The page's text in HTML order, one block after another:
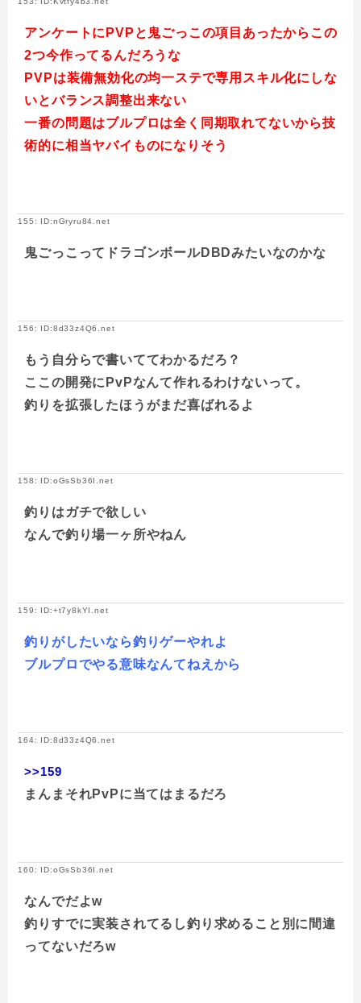
アンケートにPVPと鬼ごっこの項目あったからこの
2つ今作ってるんだろうな
PVPは装備無効化の均一ステで専用スキル化にしな
いとバランス調整出来ない
一番の問題はブルプロは全く同期取れてないから技
術的に相当ヤバイものになりそう
155: ID:nGryru84.net
鬼ごっこってドラゴンボールDBDみたいなのかな
156: ID:8d33z4Q6.net
もう自分らで書いててわかるだろ？
ここの開発にPvPなんて作れるわけないって。
釣りを拡張したほうがまだ喜ばれるよ
158: ID:oGsSb36I.net
釣りはガチで欲しい
なんで釣り場一ヶ所やねん
159: ID:+t7y8kYI.net
釣りがしたいなら釣りゲーやれよ
ブルプロでやる意味なんてねえから
164: ID:8d33z4Q6.net
>>159
まんまそれPvPに当てはまるだろ
160: ID:oGsSb36I.net
なんでだよw
釣りすでに実装されてるし釣り求めること別に間違
ってないだろw